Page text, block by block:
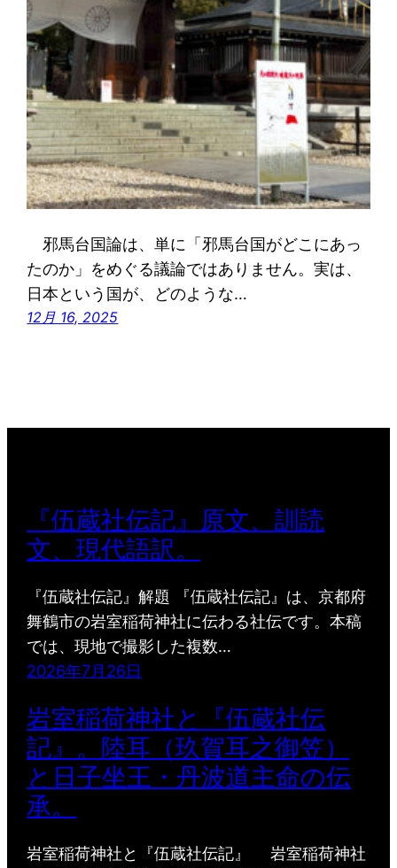
邪馬台国論は、単に「邪馬台国がどこにあっ
たのか」をめぐる議論ではありません。実は、
日本という国が、どのような…
12月 16, 2025
『伍蔵社伝記』原文、訓読
文、現代語訳。
『伍蔵社伝記』解題 『伍蔵社伝記』は、京都府
舞鶴市の岩室稲荷神社に伝わる社伝です。本稿
では、現地で撮影した複数…
2026年7月26日
岩室稲荷神社と『伍蔵社伝
記』。陸耳（玖賀耳之御笠）
と日子坐王・丹波道主命の伝
承。
岩室稲荷神社と『伍蔵社伝記』 岩室稲荷神社